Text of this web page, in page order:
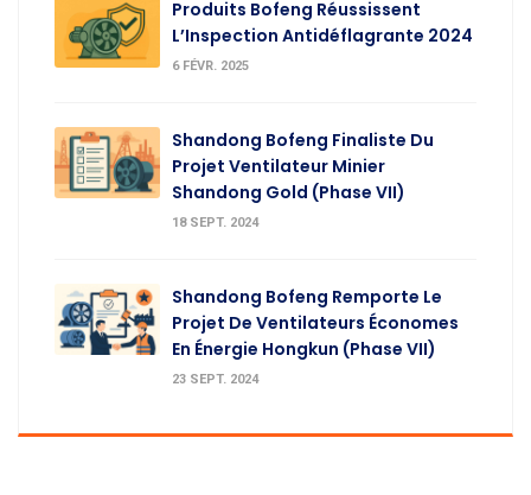
Produits Bofeng Réussissent
L’Inspection Antidéflagrante 2024
6 FÉVR. 2025
Shandong Bofeng Finaliste Du
Projet Ventilateur Minier
Shandong Gold (Phase VII)
18 SEPT. 2024
Shandong Bofeng Remporte Le
Projet De Ventilateurs Économes
En Énergie Hongkun (Phase VII)
23 SEPT. 2024